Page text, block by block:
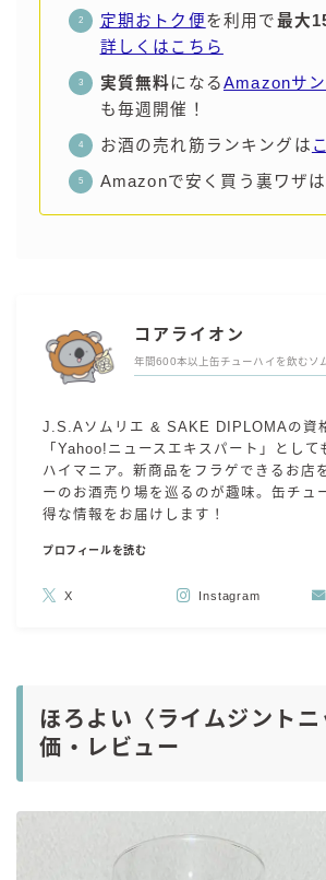
定期おトク便を利用で最大
詳しくはこちら
実質無料になるAmazonサ
も毎週開催！
お酒の売れ筋ランキングは
Amazonで安く買う裏ワザは
コアライオン
年間600本以上缶チューハイを飲むソ
J.S.Aソムリエ & SAKE DIPLOMAの資
「Yahoo!ニュースエキスパート」として
ハイマニア。新商品をフラゲできるお店
ーのお酒売り場を巡るのが趣味。缶チュ
得な情報をお届けします！
プロフィールを読む
X Instagram
ほろよい〈ライムジント
価・レビュー